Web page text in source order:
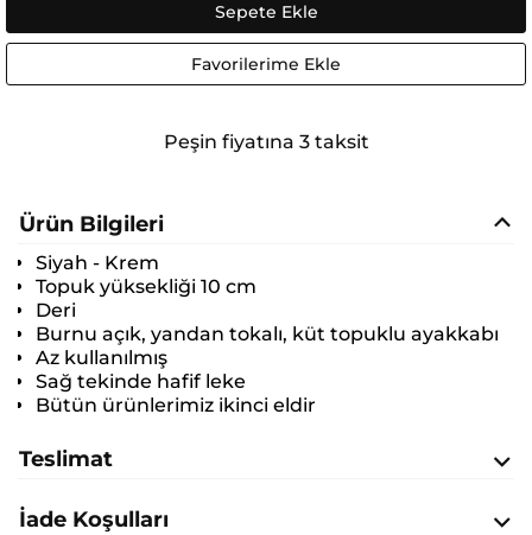
Sepete Ekle
Favorilerime Ekle
Peşin fiyatına 3 taksit
Ürün Bilgileri
Siyah - Krem
Topuk yüksekliği 10 cm
Deri
Burnu açık, yandan tokalı, küt topuklu ayakkabı
Az kullanılmış
Sağ tekinde hafif leke
Bütün ürünlerimiz ikinci eldir
Teslimat
İade Koşulları